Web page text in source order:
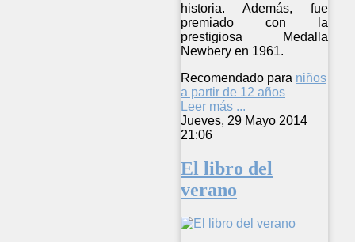
historia. Además, fue
premiado con la
prestigiosa Medalla
Newbery en 1961.
Recomendado para niños
a partir de 12 años
Leer más ...
Jueves, 29 Mayo 2014
21:06
El libro del
verano